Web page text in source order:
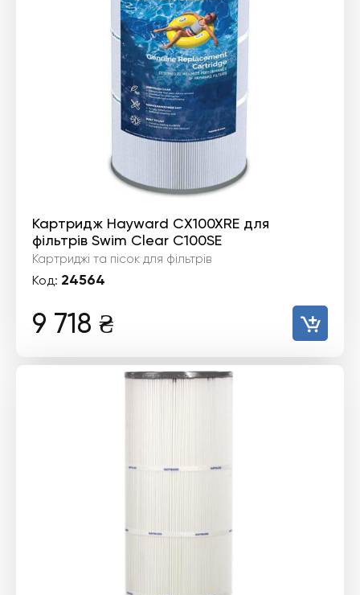
Картридж Hayward CX100XRE для
фільтрів Swim Clear C100SE
Картриджі та пісок для фільтрів
Код: 24564
9 718 ₴